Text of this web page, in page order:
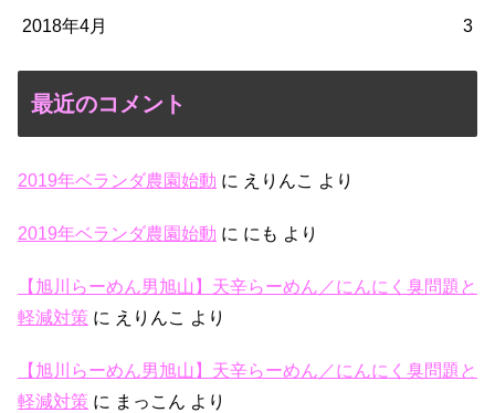
2018年4月 3
最近のコメント
2019年ベランダ農園始動 に えりんこ より
2019年ベランダ農園始動 に にも より
【旭川らーめん男旭山】天辛らーめん／にんにく臭問題と
軽減対策 に えりんこ より
【旭川らーめん男旭山】天辛らーめん／にんにく臭問題と
軽減対策 に まっこん より